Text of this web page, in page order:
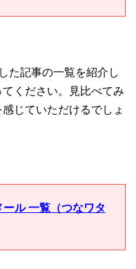
た記事の一覧を紹介し
ください。見比べてみ
じていただけるでしょ
ル 一覧（つなワタ